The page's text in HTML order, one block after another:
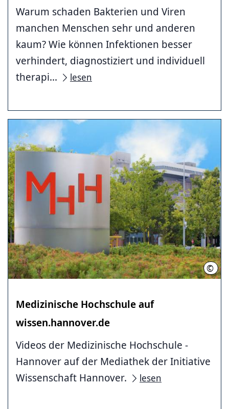
Warum schaden Bakterien und Viren
manchen Menschen sehr und anderen
kaum? Wie können Infektionen besser
verhindert, diagnostiziert und individuell
therapi...
lesen
©
Medizinische ­Hochschule ­auf
wissen.hannover.de
Videos der Medizinische ­Hochschule ­
Hannover auf der Mediathek der Initiative
Wissenschaft Hannover.
lesen